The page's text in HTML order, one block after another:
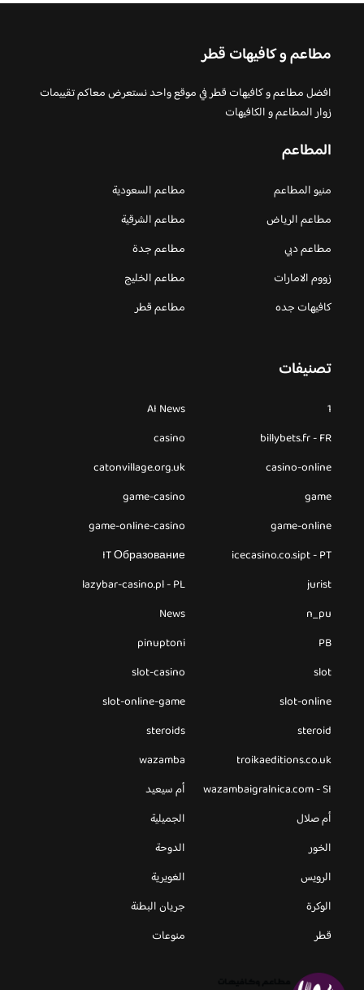
مطاعم و كافيهات قطر
افضل مطاعم و كافيهات قطر في موقع واحد نستعرض معاكم تقييمات
زوار المطاعم و الكافيهات
المطاعم
منيو المطاعم
مطاعم السعودية
مطاعم الرياض
مطاعم الشرقية
مطاعم دبي
مطاعم جدة
زووم الامارات
مطاعم الخليج
كافيهات جده
مطاعم قطر
تصنيفات
1
AI News
billybets.fr - FR
casino
casino-online
catonvillage.org.uk
game
game-casino
game-online
game-online-casino
icecasino.co.sipt - PT
IT Образование
jurist
lazybar-casino.pl - PL
n_pu
News
PB
pinuptoni
slot
slot-casino
slot-online
slot-online-game
steroid
steroids
troikaeditions.co.uk
wazamba
wazambaigralnica.com - SI
أم سيعيد
أم صلال
الجميلية
الخور
الدوحة
الرويس
الغويرية
الوكرة
جريان البطنة
قطر
منوعات